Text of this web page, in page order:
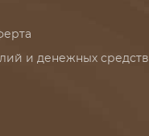
и денежных средств